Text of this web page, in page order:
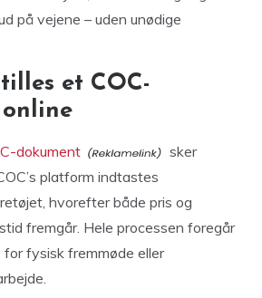
på vejene – uden unødige
et COC-
dokument
sker
platform indtastes
hvorefter både pris og
fremgår. Hele processen foregår
for fysisk fremmøde eller